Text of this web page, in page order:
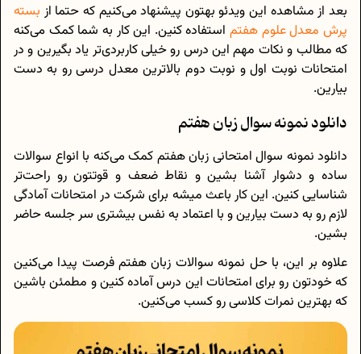
بعد از مشاهده این ویدئو بهتون پیشنهاد می‌کنیم که حتما از بسته
پرش معدل علوم هفتماستفاده کنین. این کار به شما کمک می‌کنه
که مطالب و نکات مهم این درس رو خیلی کاربردی‌تر یاد بگیرین و در
امتحانات نوبت اول و نوبت دوم بالاترین معدل درسی رو به دست
بیارین.
دانلود نمونه سوال زبان هفتم
دانلود نمونه سوال امتحانی زبان هفتم کمک می‌کنه با انواع سوالات
ساده و دشوار آشنا بشین و نقاط ضعف و قوتتون رو راحت‌تر
شناسایی کنین. این کار باعث میشه برای شرکت در امتحانات آمادگی
لازم رو به دست بیارین و با اعتماد به نفس بیشتری سر جلسه حاضر
بشین.
علاوه بر این، با حل نمونه سوالات زبان هفتم فرصت پیدا می‌کنین
که خودتون رو برای امتحانات این درس آماده کنین و مطمئن باشین
که بهترین نمرات کلاسی رو کسب می‌کنین.